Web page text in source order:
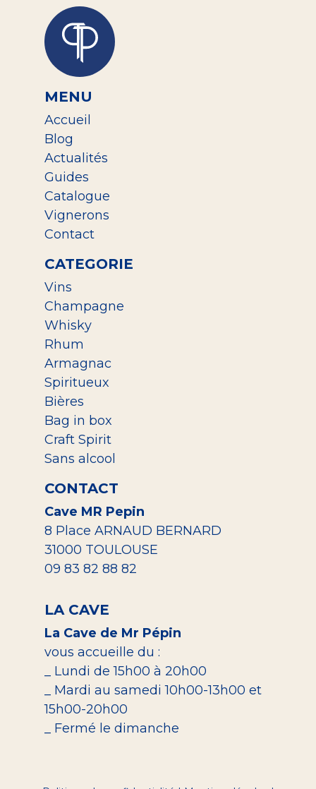
MENU
Accueil
Blog
Actualités
Guides
Catalogue
Vignerons
Contact
CATEGORIE
Vins
Champagne
Whisky
Rhum
Armagnac
Spiritueux
Bières
Bag in box
Craft Spirit
Sans alcool
CONTACT
Cave MR Pepin
8 Place ARNAUD BERNARD
31000 TOULOUSE
09 83 82 88 82
LA CAVE
La Cave de Mr Pépin
vous accueille du :
_ Lundi de 15h00 à 20h00
_ Mardi au samedi 10h00-13h00 et
15h00-20h00
_ Fermé le dimanche